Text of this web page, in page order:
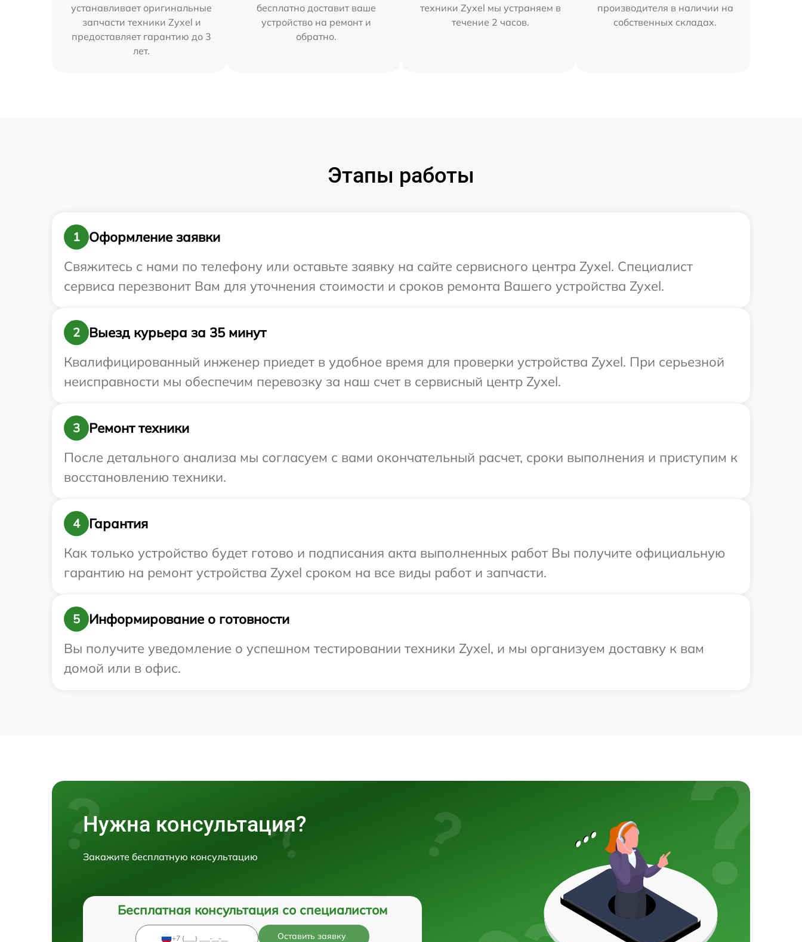
устанавливает оригинальные
запчасти техники Zyxel и
предоставляет гарантию до 3
лет.
бесплатно доставит ваше
устройство на ремонт и
обратно.
техники Zyxel мы устраняем в
течение 2 часов.
производителя в наличии на
собственных складах.
Этапы работы
1
Оформление заявки
Свяжитесь с нами по телефону или оставьте заявку на сайте сервисного центра Zyxel. Специалист
сервиса перезвонит Вам для уточнения стоимости и сроков ремонта Вашего устройства Zyxel.
2
Выезд курьера за 35 минут
Квалифицированный инженер приедет в удобное время для проверки устройства Zyxel. При серьезной
неисправности мы обеспечим перевозку за наш счет в сервисный центр Zyxel.
3
Ремонт техники
После детального анализа мы согласуем с вами окончательный расчет, сроки выполнения и приступим к
восстановлению техники.
4
Гарантия
Как только устройство будет готово и подписания акта выполненных работ Вы получите официальную
гарантию на ремонт устройства Zyxel сроком на все виды работ и запчасти.
5
Информирование о готовности
Вы получите уведомление о успешном тестировании техники Zyxel, и мы организуем доставку к вам
домой или в офис.
Нужна консультация?
Закажите бесплатную консультацию
Бесплатная консультация со специалистом
Оставить заявку